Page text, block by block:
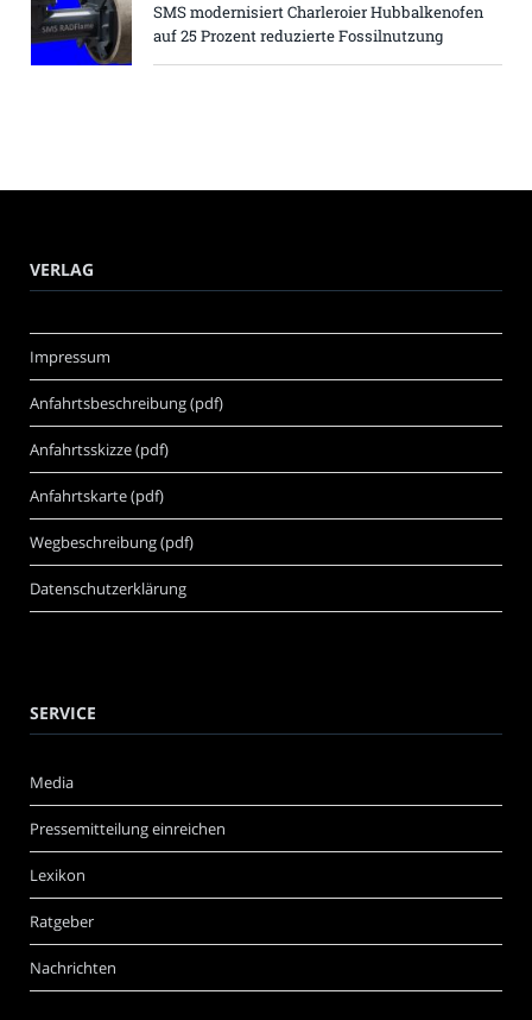
SMS modernisiert Charleroier Hubbalkenofen
auf 25 Prozent reduzierte Fossilnutzung
VERLAG
Impressum
Anfahrtsbeschreibung (pdf)
Anfahrtsskizze (pdf)
Anfahrtskarte (pdf)
Wegbeschreibung (pdf)
Datenschutzerklärung
SERVICE
Media
Pressemitteilung einreichen
Lexikon
Ratgeber
Nachrichten